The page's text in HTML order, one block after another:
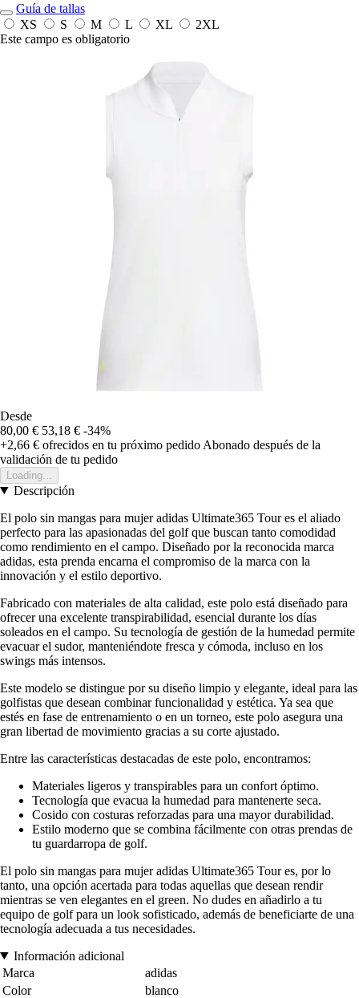
Guía de tallas
XS
S M L XL
2XL
Este campo es obligatorio
Desde
80,00 € 53,18 € -34%
+2,66 € ofrecidos en tu próximo pedido Abonado después de la
validación de tu pedido
Loading...
Descripción
El polo sin mangas para mujer adidas Ultimate365 Tour es el aliado
perfecto para las apasionadas del golf que buscan tanto comodidad
como rendimiento en el campo. Diseñado por la reconocida marca
adidas, esta prenda encarna el compromiso de la marca con la
innovación y el estilo deportivo.
Fabricado con materiales de alta calidad, este polo está diseñado para
ofrecer una excelente transpirabilidad, esencial durante los días
soleados en el campo. Su tecnología de gestión de la humedad permite
evacuar el sudor, manteniéndote fresca y cómoda, incluso en los
swings más intensos.
Este modelo se distingue por su diseño limpio y elegante, ideal para las
golfistas que desean combinar funcionalidad y estética. Ya sea que
estés en fase de entrenamiento o en un torneo, este polo asegura una
gran libertad de movimiento gracias a su corte ajustado.
Entre las características destacadas de este polo, encontramos:
Materiales ligeros y transpirables para un confort óptimo.
Tecnología que evacua la humedad para mantenerte seca.
Cosido con costuras reforzadas para una mayor durabilidad.
Estilo moderno que se combina fácilmente con otras prendas de
tu guardarropa de golf.
El polo sin mangas para mujer adidas Ultimate365 Tour es, por lo
tanto, una opción acertada para todas aquellas que desean rendir
mientras se ven elegantes en el green. No dudes en añadirlo a tu
equipo de golf para un look sofisticado, además de beneficiarte de una
tecnología adecuada a tus necesidades.
Información adicional
Marca
adidas
Color
blanco